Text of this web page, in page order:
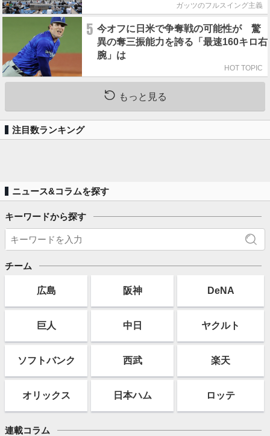
ガッツのフルスイング主義
5 今オフに日米で争奪戦の可能性が 驚
異の奪三振能力を誇る「最速160キロ右
腕」は
HOT TOPIC
もっと見る
注目数ランキング
ニュース&コラムを探す
キーワードから探す
チーム
広島 阪神 DeNA
巨人 中日 ヤクルト
ソフトバンク 西武 楽天
オリックス 日本ハム ロッテ
連載コラム